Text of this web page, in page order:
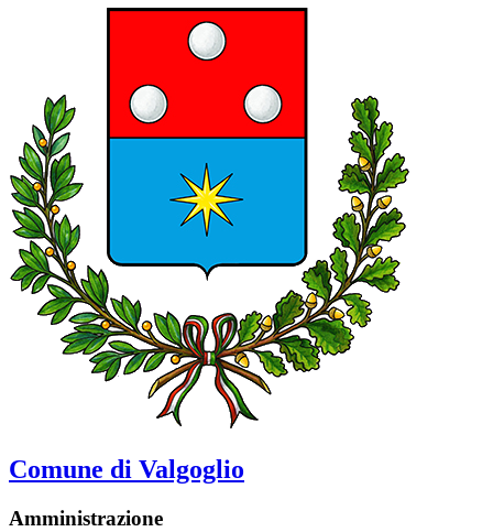
Comune di Valgoglio
Amministrazione